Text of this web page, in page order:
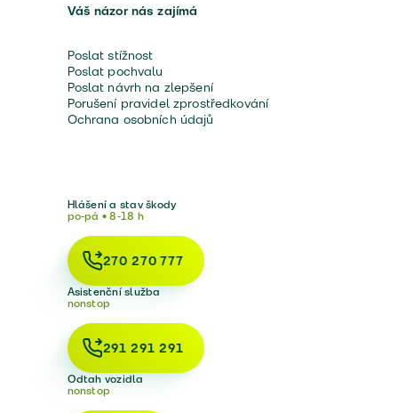
Váš názor nás zajímá
Poslat stížnost
Poslat pochvalu
Poslat návrh na zlepšení
Porušení pravidel zprostředkování
Ochrana osobních údajů
Hlášení a stav škody
po-pá • 8-18 h
270 270 777
Asistenční služba
nonstop
291 291 291
Odtah vozidla
nonstop